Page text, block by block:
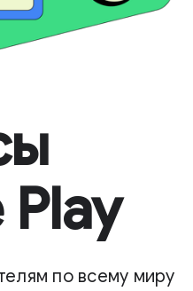
по всему миру